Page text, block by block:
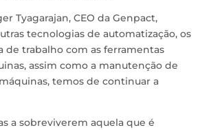
Tyagarajan, CEO da Genpact,
tecnologias de automatização, os
de trabalho com as ferramentas
assim como a manutenção de
temos de continuar a
a sobreviverem aquela que é